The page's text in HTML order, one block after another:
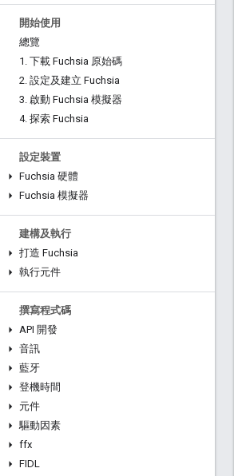
開始使用
總覽
1 . 下載 Fuchsia 原始碼
2. 設定及建立 Fuchsia
3. 啟動 Fuchsia 模擬器
4. 探索 Fuchsia
設定裝置
Fuchsia 硬體
Fuchsia 模擬器
建構及執行
打造 Fuchsia
執行元件
撰寫程式碼
API 開發
音訊
藍牙
登機時間
元件
驅動因素
ffx
FIDL